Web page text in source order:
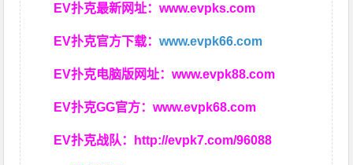
EV扑克最新网址：www.evpks.com
EV扑克官方下载：www.evpk66.com
EV扑克电脑版网址：www.evpk88.com
EV扑克GG官方：www.evpk68.com
EV扑克战队： http://evpk7.com/96088